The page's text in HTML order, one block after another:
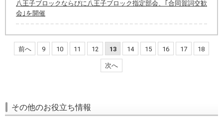
八王子ブロックならびに八王子ブロック指定部会、｢合同賀詞交歓
会｣を開催
前へ 9 10 11 12 13 14 15 16 17 18
次へ
その他のお役立ち情報